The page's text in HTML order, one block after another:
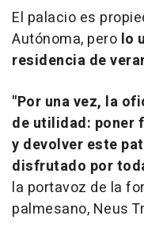
El palacio es
Autónoma, pero lo
residencia de
"Por una vez, la
de utilidad: poner
y devolver este
disfrutado por
la portavoz de la
palmesano, Neus